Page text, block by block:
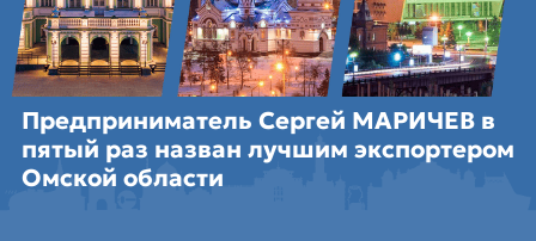
Предприниматель Сергей МАРИЧЕВ в
пятый раз назван лучшим экспортером
Омской области